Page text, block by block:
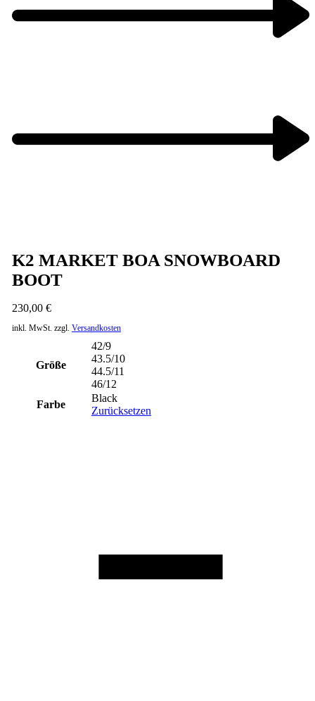
navigation
K2 MARKET BOA SNOWBOARD
BOOT
230,00 €
inkl. MwSt. zzgl. Versandkosten
Größe
42/9
43.5/10
44.5/11
46/12
Farbe
Black
Zurücksetzen